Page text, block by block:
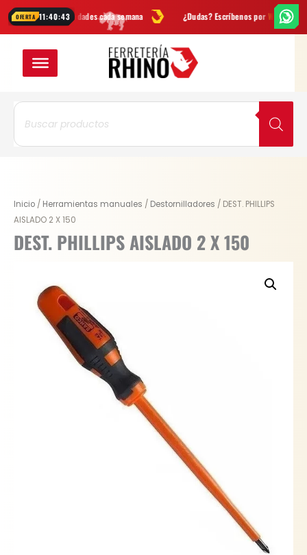
OFERTA 11:40:43
y novedades cada semana ¿Dudas? Escríbenos porWhatsApp
contenido
Búsqueda
productos
Inicio / Herramientas manuales / Destornilladores / DEST. PHILLIPS
AISLADO 2 X 150
DEST. PHILLIPS AISLADO 2 X 150
DEST.
PHILLIPS
AISLADO
2
cantidad